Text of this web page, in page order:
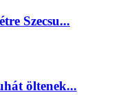
Szecsu...
öltenek...